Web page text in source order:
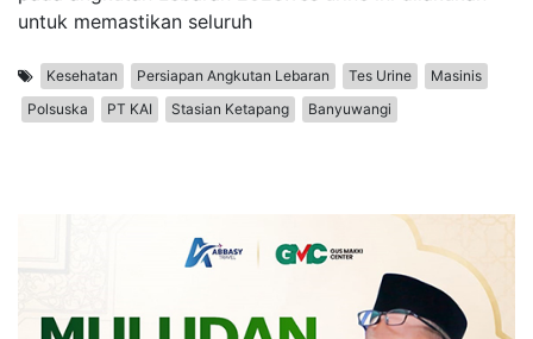
untuk memastikan seluruh
Kesehatan Persiapan Angkutan Lebaran Tes Urine
Masinis
Polsuska
PT KAI Stasian Ketapang Banyuwangi